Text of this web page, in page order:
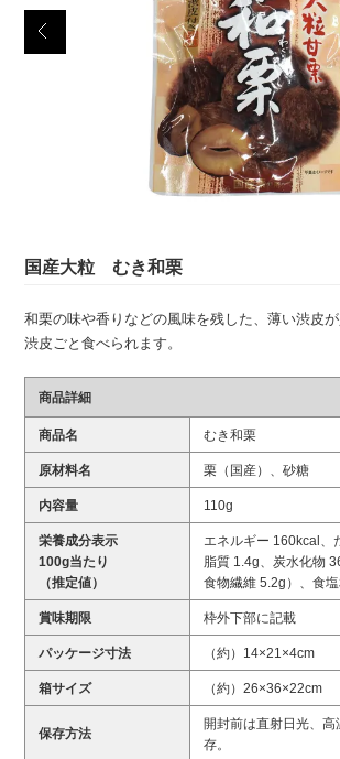
国産大粒 むき和栗
和栗の味や香りなどの風味を残した、薄い渋皮が
渋皮ごと食べられます。
商品詳細
商品名 むき和栗
原材料名 栗（国産）、砂糖
内容量 110g
栄養成分表示
100g当たり
（推定値）
エネルギー 160kcal、
脂質 1.4g、炭水化物
食物繊維 5.2g）、食
賞味期限 枠外下部に記載
パッケージ寸法 （約）14×21×4cm
箱サイズ （約）26×36×22cm
保存方法
開封前は直射日光、
存。